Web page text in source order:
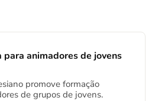
animadores de jovens
promove formação
de grupos de jovens.